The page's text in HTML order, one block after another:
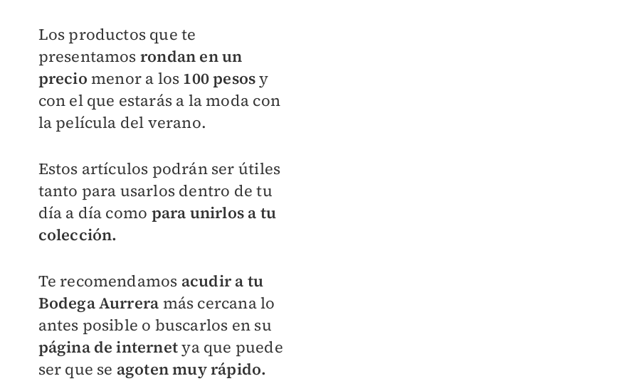
Los productos que te
presentamos rondan en un
precio menor a los 100 pesosy
con el que estarás a la moda con
la película del verano.
Estos artículos podrán ser útiles
tanto para usarlos dentro de tu
día a día como para unirlos a tu
colección.
Te recomendamos acudir a tu
Bodega Aurrera más cercana lo
antes posible o buscarlos en su
página de internetya que puede
ser que se agoten muy rápido.